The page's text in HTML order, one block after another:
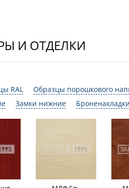
И ОТДЕЛКИ
RAL Образцы порошкового
Замки нижние Броненакладки